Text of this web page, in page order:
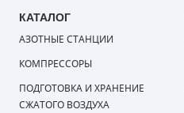
КАТАЛОГ
АЗОТНЫЕ СТАНЦИИ
КОМПРЕССОРЫ
ПОДГОТОВКА И ХРАНЕНИЕ
СЖАТОГО ВОЗДУХА